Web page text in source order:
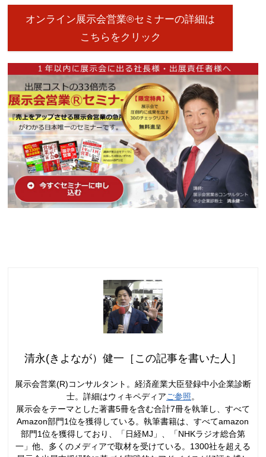
オンライン展示会営業®セミナーの詳細は
こちらをクリック
清永(きよなが）健一［この記事を書いた人］
展示会営業(R)コンサルタント。経済産業大臣登録中小企業診断
士。詳細はウィキペディアご参照。
展示会をテーマとした著書5冊を含む合計7冊を執筆し、すべて
Amazon部門1位を獲得している。執筆書籍は、すべてamazon
部門1位を獲得しており、「日経MJ」、「NHKラジオ総合第
一」他、多くのメディアで取材を受けている。1300社を超える